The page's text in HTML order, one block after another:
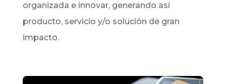
organizada e innovar, generando así
producto, servicio y/o solución de gran
impacto.